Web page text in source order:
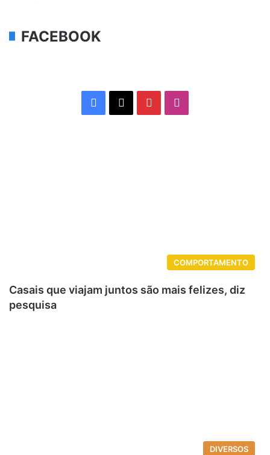
FACEBOOK
Facebook
X Pinterest
COMPORTAMENTO
Casais que viajam juntos são mais felizes, diz
pesquisa
DIVERSOS